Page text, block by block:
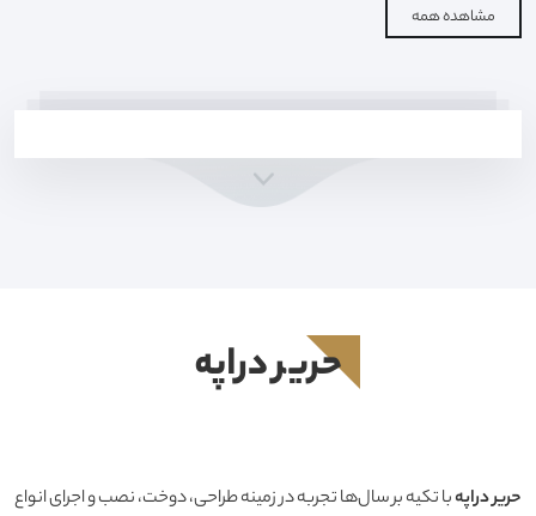
مشاهده همه
حرير دراپه
حرير دراپهبا تکیه بر سال‌ها تجربه در زمینه طراحی، دوخت، نصب و اجرای انواع